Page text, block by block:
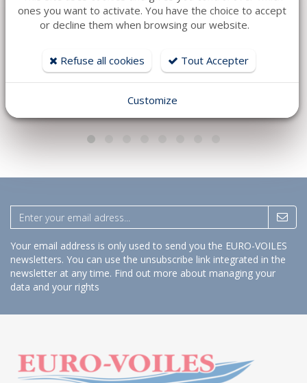
Long : 10.94 m Year : 2025
165 800 € HT
Your email address is only used to send you the EURO-VOILES
newsletters. You can use the unsubscribe link integrated in the
newsletter at any time. Find out more about managing your
data and your rights
ones you want to activate. You have the choice to accept
or decline them when browsing our website.
Refuse all cookies Tout Accepter
Customize